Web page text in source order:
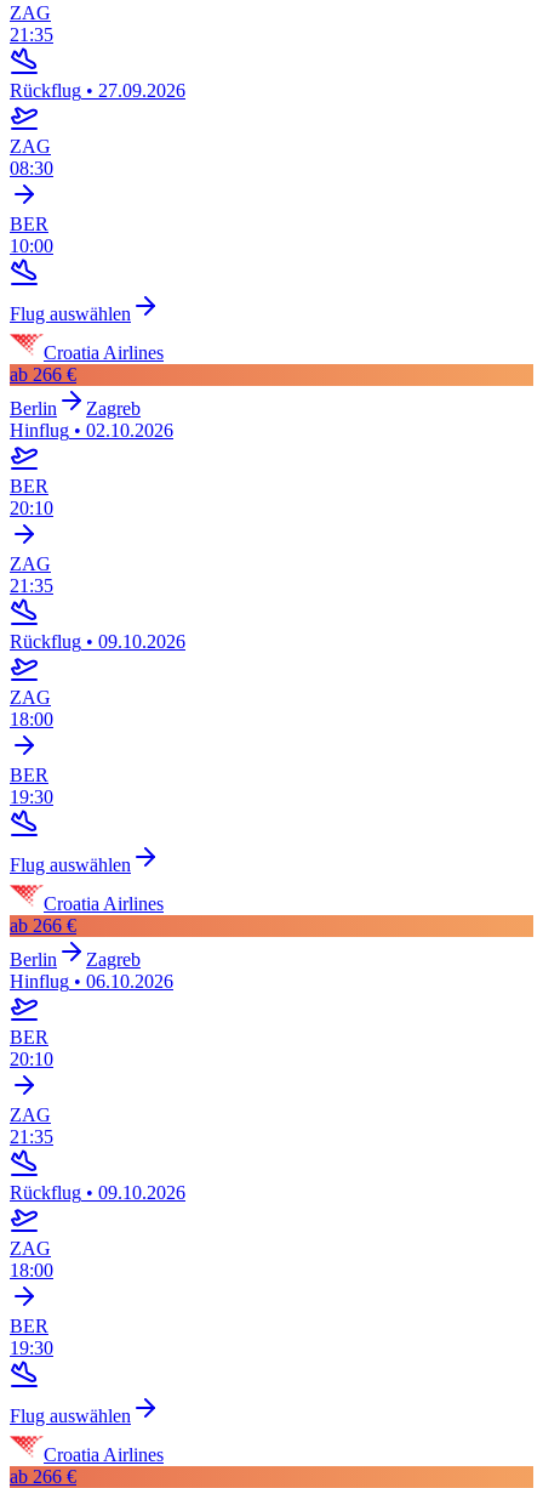
ZAG
21:35
Rückflug • 27.09.2026
ZAG
08:30
BER
10:00
Flug auswählen
Croatia Airlines
ab 266 €
Berlin
Zagreb
Hinflug • 02.10.2026
BER
20:10
ZAG
21:35
Rückflug • 09.10.2026
ZAG
18:00
BER
19:30
Flug auswählen
Croatia Airlines
ab 266 €
Berlin
Zagreb
Hinflug • 06.10.2026
BER
20:10
ZAG
21:35
Rückflug • 09.10.2026
ZAG
18:00
BER
19:30
Flug auswählen
Croatia Airlines
ab 266 €